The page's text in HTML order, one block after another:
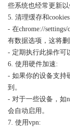
些系统也经常更新以
5. 清理缓存和
- 在chrome://
有数据选项，这将删
- 定期执行此操作可
6. 使用硬件加速:
- 如果你的设备支持
到。
- 对于一些设备，如
会自动启用。
7. 使用vpn: